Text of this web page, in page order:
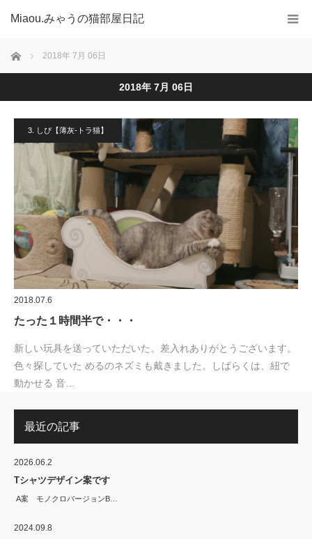
Miaou.みゃうの猫部屋日記
ホーム 2018年 7月 06日
2018年 7月 06日
3. しぴ【薄灰-トラ猫】
2018.07.6
たった１時間半で・・・
新しい玩具を送っていただいた。差入れありがとうございます。
色々探していた めるのネズミも戴きました。しばらくは、紐で
動かせる 音…
最近の記事
2026.06.2
Tシャツデザイン案です
A案 モノクロバージョンB…
2024.09.8